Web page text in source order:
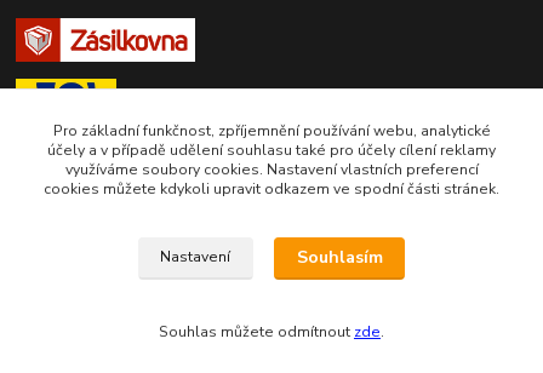
(Po-Pá - 9:00-17:00hod, So 8:00-12:00hod)
Pro základní funkčnost, zpříjemnění používání webu, analytické
účely a v případě udělení souhlasu také pro účely cílení reklamy
využíváme soubory cookies. Nastavení vlastních preferencí
cookies můžete kdykoli upravit odkazem ve spodní části stránek.
Nastavení Souhlasím
Souhlas můžete odmítnout zde.